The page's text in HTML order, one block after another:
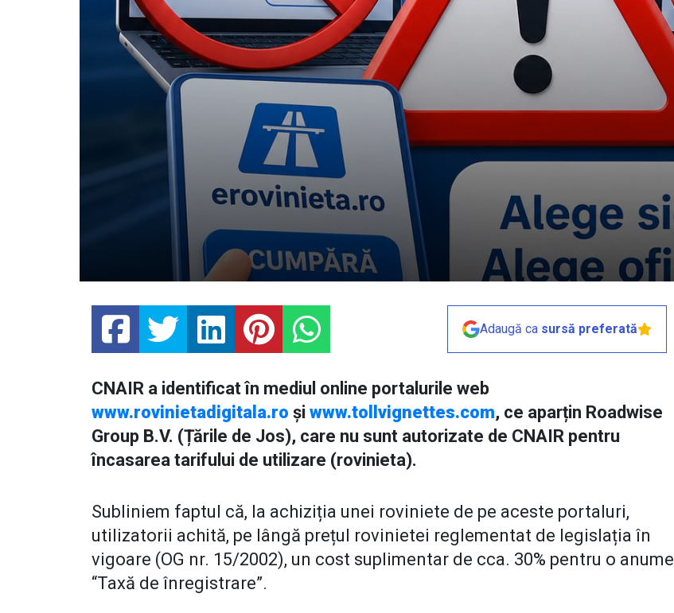
Adaugă ca sursă preferată
CNAIR a identificat în mediul online portalurile web
www.rovinietadigitala.ro și www.tollvignettes.com, ce aparțin Roadwise
Group B.V. (Țările de Jos), care nu sunt autorizate de CNAIR pentru
încasarea tarifului de utilizare (rovinieta).
Subliniem faptul că, la achiziția unei roviniete de pe aceste portaluri,
utilizatorii achită, pe lângă prețul rovinietei reglementat de legislația în
vigoare (OG nr. 15/2002), un cost suplimentar de cca. 30% pentru o anume
“Taxă de înregistrare”.